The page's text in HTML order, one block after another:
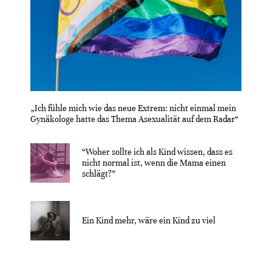
„Ich fühle mich wie das neue Extrem: nicht einmal mein
Gynäkologe hatte das Thema Asexualität auf dem Radar“
“Woher sollte ich als Kind wissen, dass es
nicht normal ist, wenn die Mama einen
schlägt?”
Ein Kind mehr, wäre ein Kind zu viel